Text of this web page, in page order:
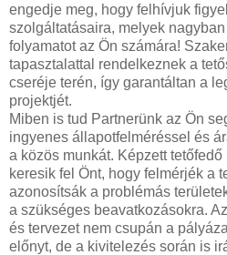
engedje meg, hogy felhívjuk
szolgáltatásaira, melyek
folyamatot az Ön számára!
tapasztalattal rendelkeznek a
cseréje terén, így garantáltan a
projektjét.
Miben is tud Partnerünk az Ön
ingyenes állapotfelméréssel és
a közös munkát. Képzett
keresik fel Önt, hogy felmérjék a
azonosítsák a problémás
a szükséges beavatkozásokra.
és tervezet nem csupán a
előnyt, de a kivitelezés során is